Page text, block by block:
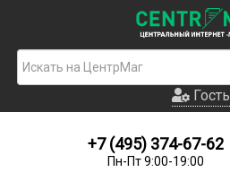
Гость
Новинки
Гость
+7 (495) 374-67-62
Пн-Пт 9:00-19:00